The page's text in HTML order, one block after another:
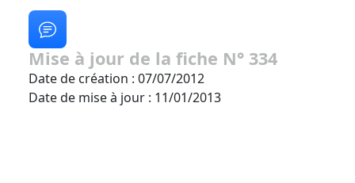
Mise à jour de la fiche N° 334
Date de création : 07/07/2012
Date de mise à jour : 11/01/2013